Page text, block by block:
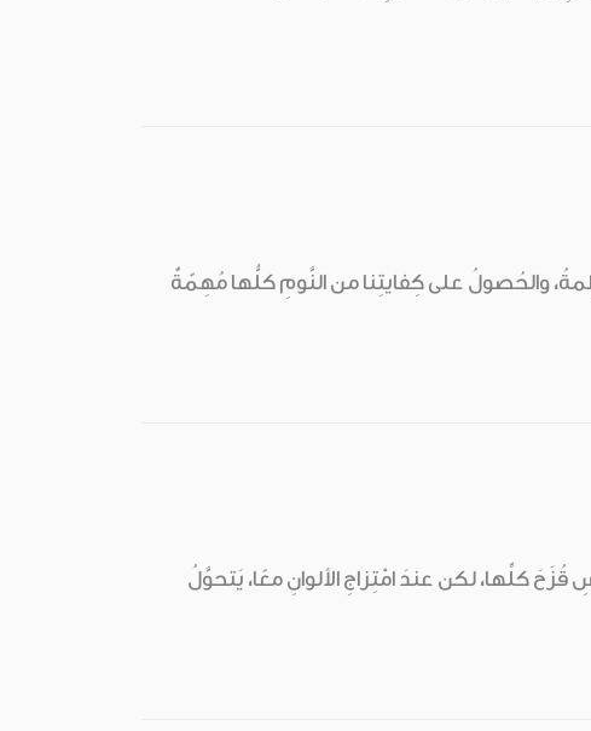
والحُصولُ على كِفايتِنا من النَّومِ كلُّها مُهِمّةٌ
كلِّها، لكن عندَ امْتِزاجِ الألوانِ معًا، يَتحوَّلُ